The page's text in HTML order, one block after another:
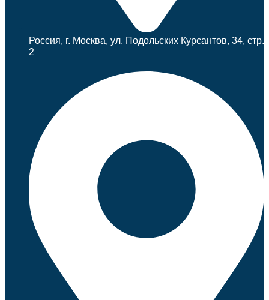
Россия, г. Москва, ул. Подольских Курсантов, 34, стр.
2